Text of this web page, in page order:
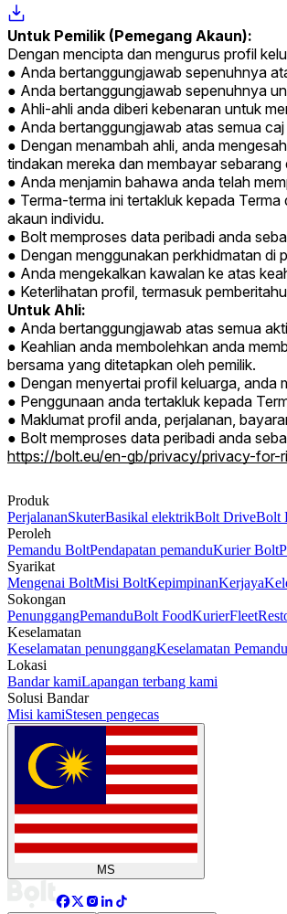
Untuk Pemilik (Pemegang Akaun):
Dengan mencipta dan mengurus profil
Anda bertanggungjawab sepenuhnya
Anda bertanggungjawab sepenuhnya
Ahli-ahli anda diberi kebenaran untuk
Anda bertanggungjawab atas semua
Dengan menambah ahli, anda
tindakan mereka dan membayar
Anda menjamin bahawa anda telah
Terma-terma ini tertakluk kepada
akaun individu.
Bolt memproses data peribadi anda
Dengan menggunakan perkhidmatan di
Anda mengekalkan kawalan ke atas
Keterlihatan profil, termasuk
Untuk Ahli:
Anda bertanggungjawab atas semua
Keahlian anda membolehkan anda
bersama yang ditetapkan oleh pemilik.
Dengan menyertai profil keluarga, anda
Penggunaan anda tertakluk kepada
Maklumat profil anda, perjalanan,
Bolt memproses data peribadi anda
https://bolt.eu/en-gb/privacy/privacy-for-
Produk
PerjalananSkuterBasikal elektrikBolt DriveBolt
Peroleh
Pemandu BoltPendapatan pemanduKurier Bolt
Syarikat
Mengenai BoltMisi BoltKepimpinanKerjaya
Sokongan
PenunggangPemanduBolt FoodKurierFleet
Keselamatan
Keselamatan penunggangKeselamatan Pemandu
Lokasi
Bandar kamiLapangan terbang kami
Solusi Bandar
Misi kamiStesen pengecas
MS